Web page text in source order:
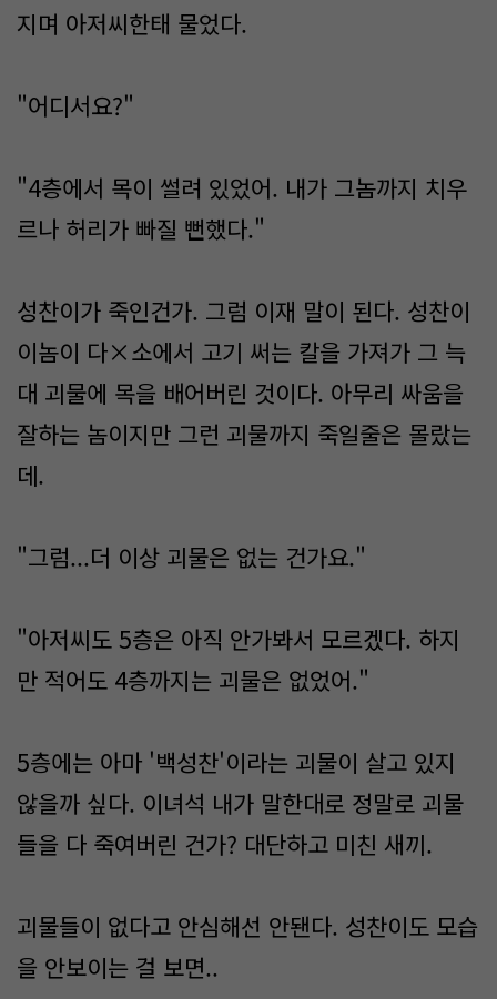
지며 아저씨한태 물었다.
"어디서요?"
"4층에서 목이 썰려 있었어. 내가 그놈까지 치우
르나 허리가 빠질 뻔했다."
성찬이가 죽인건가. 그럼 이재 말이 된다. 성찬이
이놈이 다×소에서 고기 써는 칼을 가져가 그 늑
대 괴물에 목을 배어버린 것이다. 아무리 싸움을
잘하는 놈이지만 그런 괴물까지 죽일줄은 몰랐는
데.
"그럼...더 이상 괴물은 없는 건가요."
"아저씨도 5층은 아직 안가봐서 모르겠다. 하지
만 적어도 4층까지는 괴물은 없었어."
5층에는 아마 '백성찬'이라는 괴물이 살고 있지
않을까 싶다. 이녀석 내가 말한대로 정말로 괴물
들을 다 죽여버린 건가? 대단하고 미친 새끼.
괴물들이 없다고 안심해선 안됀다. 성찬이도 모습
을 안보이는 걸 보면..